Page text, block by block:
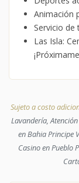
Animación
Servicio de
Las Isla:
Sujeto a costo
Lavandería,
en Bahia Principe
Casino en Pueblo